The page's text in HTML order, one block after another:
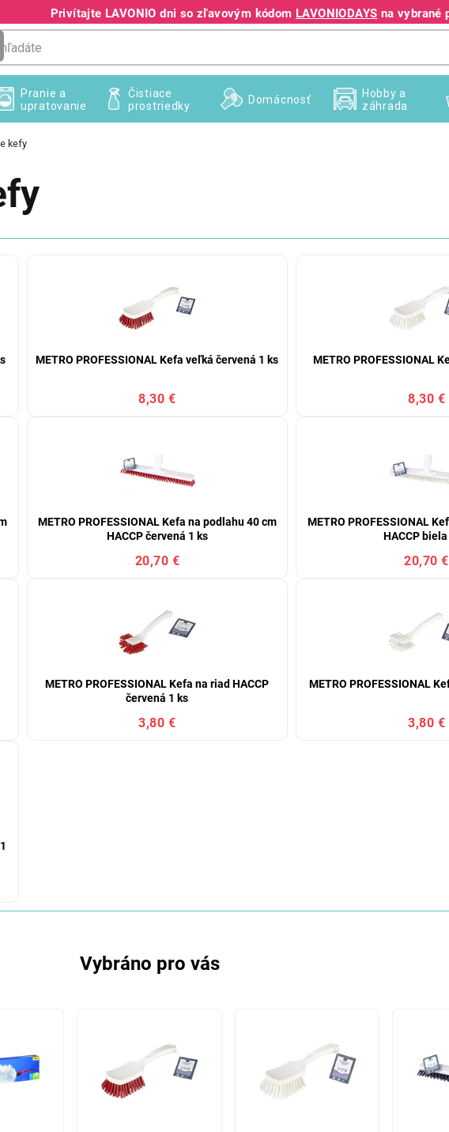
Privítajte LAVONIO dni so zľavovým kódom LAVONIODAYS na vybrané
+421 940 995 209
Pranie a
upratovanie
Čistiace
prostriedky
Domácnosť
Hobby a
záhrada
kefy
METRO PROFESSIONAL Kefa veľká červená 1 ks
8,30 €
METRO PROFESSIONAL
8,30 €
METRO PROFESSIONAL Kefa na podlahu 40 cm
HACCP červená 1 ks
20,70 €
METRO PROFESSIONAL
HACCP
20,70 €
METRO PROFESSIONAL Kefa na riad HACCP
červená 1 ks
3,80 €
METRO PROFESSIONAL
3,80 €
Vybráno pro vás